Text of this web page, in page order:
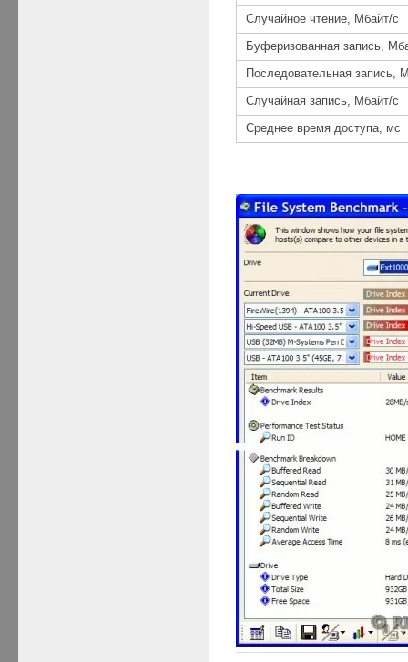
Случайное чтение, Мбайт/с
Буферизованная запись,
Последовательная запись,
Случайная запись, Мбайт/с
Среднее время доступа, мс